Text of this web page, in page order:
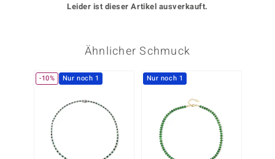
Leider ist dieser Artikel ausverkauft.
Ähnlicher Schmuck
-10% Nur noch 1 Nur noch 1